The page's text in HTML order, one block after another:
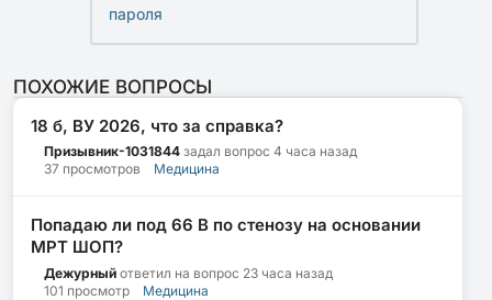
пароля
ПОХОЖИЕ ВОПРОСЫ
18 б, ВУ 2026, что за справка?
Призывник-1031844 задал вопрос 4 часа назад
37 просмотров
Медицина
Попадаю ли под 66 В по стенозу на основании
МРТ ШОП?
Дежурный ответил на вопрос 23 часа назад
101 просмотр
Медицина